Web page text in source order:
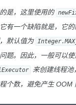
是，这里使用的
有一个缺陷就是，它
默认值为
题。因此，一般可以使
来创建线程
个数，避免产生 OOM